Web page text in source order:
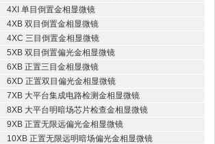
4XI 单目倒置金相显微镜
4XB 双目倒置金相显微镜
4XC 三目倒置金相显微镜
5XB 双目倒置偏光金相显微镜
6XB 正置三目金相显微镜
6XD 正置双目偏光金相显微镜
7XB 大平台集成电路检测金相显微镜
8XB 大平台明暗场芯片检查金相显微镜
9XB 正置无限远偏光金相显微镜
10XB 正置无限远明暗场偏光金相显微镜